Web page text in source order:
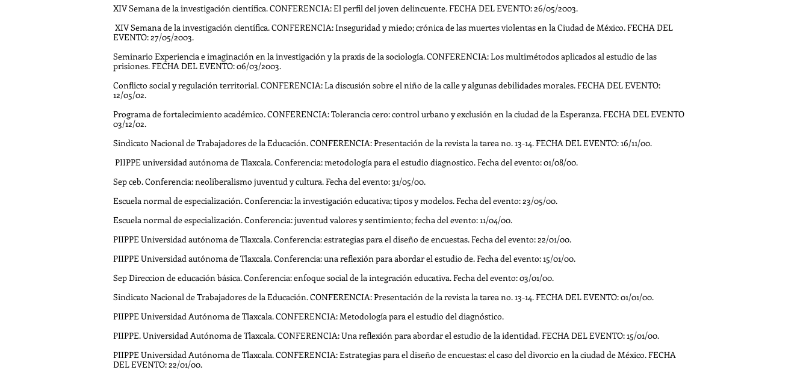
XIV Semana de la investigación científica. CONFERENCIA: El perfil del joven delincuente. FECHA DEL EVENTO: 26/05/2003.
XIV Semana de la investigación científica. CONFERENCIA: Inseguridad y miedo; crónica de las muertes violentas en la Ciudad de México. FECHA DEL
EVENTO: 27/05/2003.
Seminario Experiencia e imaginación en la investigación y la praxis de la sociología. CONFERENCIA: Los multimétodos aplicados al estudio de las
prisiones. FECHA DEL EVENTO: 06/03/2003.
Conflicto social y regulación territorial. CONFERENCIA: La discusión sobre el niño de la calle y algunas debilidades morales. FECHA DEL EVENTO:
12/05/02.
Programa de fortalecimiento académico. CONFERENCIA: Tolerancia cero: control urbano y exclusión en la ciudad de la Esperanza. FECHA DEL EVENTO
03/12/02.
Sindicato Nacional de Trabajadores de la Educación. CONFERENCIA: Presentación de la revista la tarea no. 13-14. FECHA DEL EVENTO: 16/11/00.
PIIPPE universidad autónoma de Tlaxcala. Conferencia: metodología para el estudio diagnostico. Fecha del evento: 01/08/00.
Sep ceb. Conferencia: neoliberalismo juventud y cultura. Fecha del evento: 31/05/00.
Escuela normal de especialización. Conferencia: la investigación educativa; tipos y modelos. Fecha del evento: 23/05/00.
Escuela normal de especialización. Conferencia: juventud valores y sentimiento; fecha del evento: 11/04/00.
PIIPPE Universidad autónoma de Tlaxcala. Conferencia: estrategias para el diseño de encuestas. Fecha del evento: 22/01/00.
PIIPPE Universidad autónoma de Tlaxcala. Conferencia: una reflexión para abordar el estudio de. Fecha del evento: 15/01/00.
Sep Direccion de educación básica. Conferencia: enfoque social de la integración educativa. Fecha del evento: 03/01/00.
Sindicato Nacional de Trabajadores de la Educación. CONFERENCIA: Presentación de la revista la tarea no. 13-14. FECHA DEL EVENTO: 01/01/00.
PIIPPE Universidad Autónoma de Tlaxcala. CONFERENCIA: Metodología para el estudio del diagnóstico.
PIIPPE. Universidad Autónoma de Tlaxcala. CONFERENCIA: Una reflexión para abordar el estudio de la identidad. FECHA DEL EVENTO: 15/01/00.
PIIPPE Universidad Autónoma de Tlaxcala. CONFERENCIA: Estrategias para el diseño de encuestas: el caso del divorcio en la ciudad de México. FECHA
DEL EVENTO: 22/01/00.